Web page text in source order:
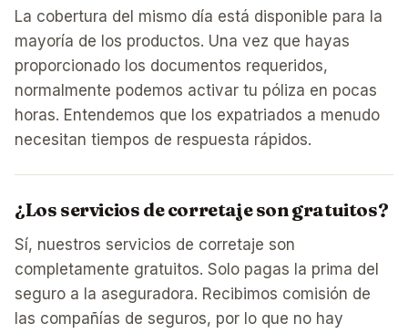
La cobertura del mismo día está disponible para la
mayoría de los productos. Una vez que hayas
proporcionado los documentos requeridos,
normalmente podemos activar tu póliza en pocas
horas. Entendemos que los expatriados a menudo
necesitan tiempos de respuesta rápidos.
¿Los servicios de corretaje son gratuitos?
Sí, nuestros servicios de corretaje son
completamente gratuitos. Solo pagas la prima del
seguro a la aseguradora. Recibimos comisión de
las compañías de seguros, por lo que no hay